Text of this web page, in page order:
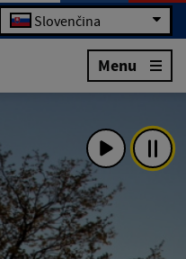
Slovenčina
Menu